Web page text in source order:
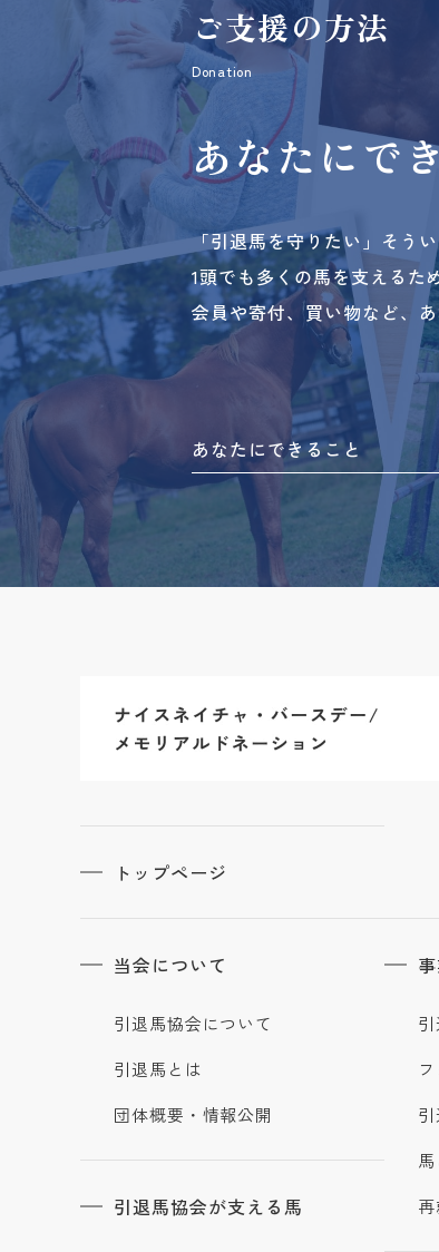
ご支援の方法
Donation
あなたにで
「引退馬を守りたい」そう
1頭でも多くの馬を支えるた
会員や寄付、買い物など、
あなたにできること
トップページ
当会について
引退馬協会について
引退馬とは
団体概要・情報公開
引退馬協会が支える馬